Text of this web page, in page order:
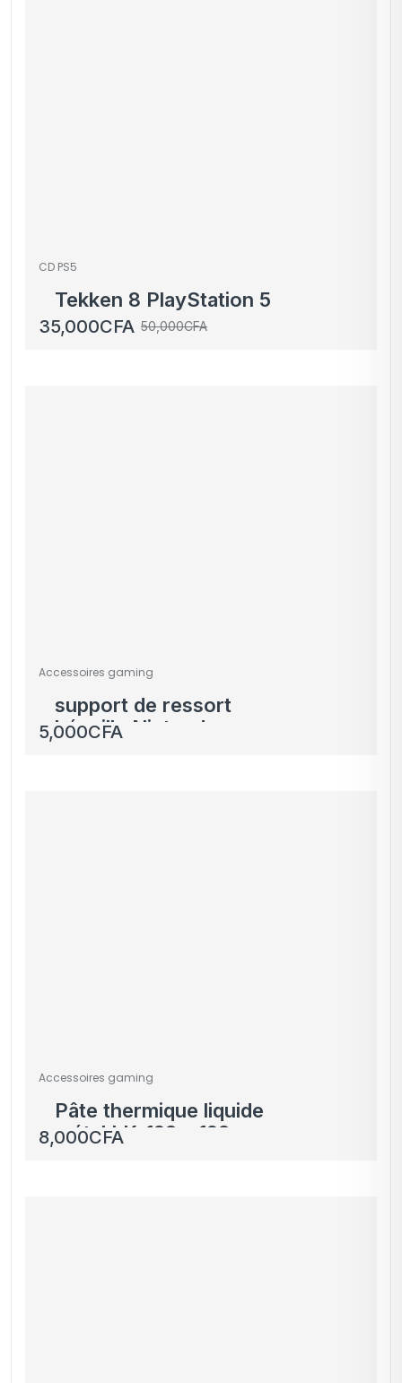
CD PS5
Tekken 8 PlayStation 5
50,000CFA
35,000CFA
Accessoires gaming
support de ressort
béquille Nintendo
5,000CFA
Accessoires gaming
Pâte thermique liquide
métal LK-128 – 128
8,000CFA